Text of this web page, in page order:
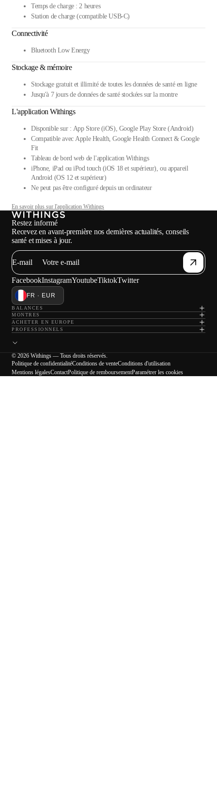
Temps de charge : 2 heures
Station de charge (compatible USB-C)
Connectivité
Bluetooth Low Energy
Stockage & mémoire
Stockage gratuit et illimité de toutes les données de santé en ligne
Jusqu'à 7 jours de données de santé stockées sur la montre
L'application Withings
Disponible sur : App Store (iOS), Google Play Store (Android)
Compatible avec Apple Health, Google Health Connect & Google
Fit
Tableau de bord web de l'application Withings
iPhone, iPad ou iPod touch (iOS 18 et supérieur), ou appareil
Android (OS 12 et supérieur)
Ne peut pas être configuré depuis un ordinateur
En savoir plus sur l'application Withings
Restez informé
Recevez en avant-première nos dernières actualités, conseils
santé et mises à jour.
E-mail
FacebookInstagramYoutubeTiktokTwitter
FR · EUR
BALANCES
MONTRES
ACHETER EN EUROPE
PROFESSIONNELS
© 2026 Withings — Tous droits réservés.
Politique de confidentialitéConditions de venteConditions d'utilisation
Mentions légalesContactPolitique de remboursementParamétrer les cookies